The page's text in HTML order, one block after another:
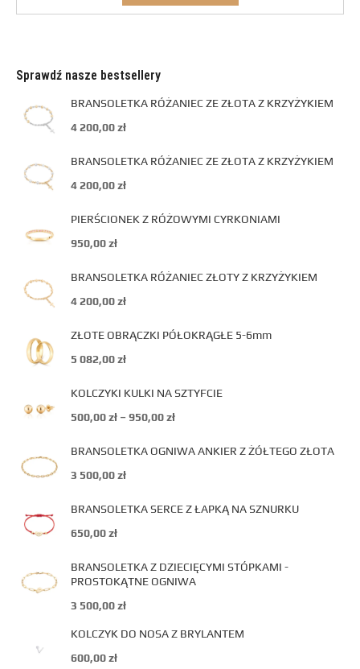
Sprawdź nasze bestsellery
BRANSOLETKA RÓŻANIEC ZE ZŁOTA Z KRZYŻYKIEM
4 200,00zł
BRANSOLETKA RÓŻANIEC ZE ZŁOTA Z KRZYŻYKIEM
4 200,00zł
PIERŚCIONEK Z RÓŻOWYMI CYRKONIAMI
950,00zł
BRANSOLETKA RÓŻANIEC ZŁOTY Z KRZYŻYKIEM
4 200,00zł
ZŁOTE OBRĄCZKI PÓŁOKRĄGŁE 5-6mm
5 082,00zł
KOLCZYKI KULKI NA SZTYFCIE
500,00zł – 950,00zł
BRANSOLETKA OGNIWA ANKIER Z ŻÓŁTEGO ZŁOTA
3 500,00zł
BRANSOLETKA SERCE Z ŁAPKĄ NA SZNURKU
650,00zł
BRANSOLETKA Z DZIECIĘCYMI STÓPKAMI -
PROSTOKĄTNE OGNIWA
3 500,00zł
KOLCZYK DO NOSA Z BRYLANTEM
600,00zł